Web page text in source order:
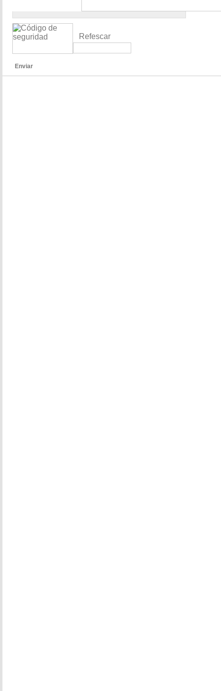
Refescar
Enviar